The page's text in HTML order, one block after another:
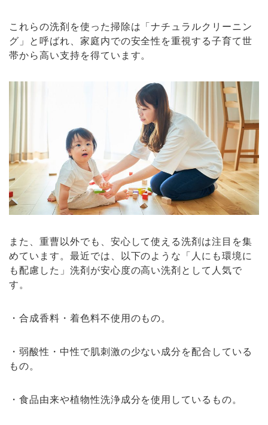
これらの洗剤を使った掃除は「ナチュラルクリーニン
グ」と呼ばれ、家庭内での安全性を重視する子育て世
帯から高い支持を得ています。
また、重曹以外でも、安心して使える洗剤は注目を集
めています。最近では、以下のような「人にも環境に
も配慮した」洗剤が安心度の高い洗剤として人気で
す。
・合成香料・着色料不使用のもの。
・弱酸性・中性で肌刺激の少ない成分を配合している
もの。
・食品由来や植物性洗浄成分を使用しているもの。